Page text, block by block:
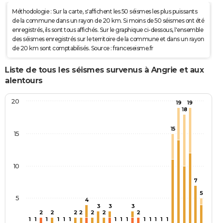
Méthodologie : Sur la carte, s'affichent les 50 séismes les plus puissants
de la commune dans un rayon de 20 km. Si moins de 50 séismes ont été
enregistrés, ils sont tous affichés. Sur le graphique ci-dessous, l'ensemble
des séismes enregistrés sur le territoire de la commune et dans un rayon
de 20 km sont comptabilisés. Source : franceseisme.fr
Liste de tous les séismes survenus à Angrie et aux
alentours
1 1
2
1
2
1 1 1
2 2
4
2
3
2
3
1 1 1
3
2
1 1 1 1 1
15
19
18
19
7
5
5
10
15
20